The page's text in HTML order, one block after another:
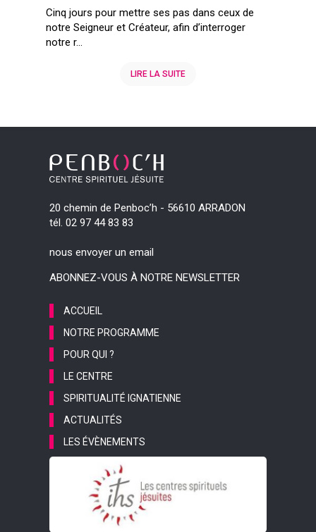
Cinq jours pour mettre ses pas dans ceux de
notre Seigneur et Créateur, afin d’interroger
notre r...
LIRE LA SUITE
20 chemin de Penboc’h - 56610 ARRADON
tél. 02 97 44 83 83
nous envoyer un email
ABONNEZ-VOUS À NOTRE NEWSLETTER
ACCUEIL
NOTRE PROGRAMME
POUR QUI ?
LE CENTRE
SPIRITUALITÉ IGNATIENNE
ACTUALITÉS
LES ÉVÈNEMENTS